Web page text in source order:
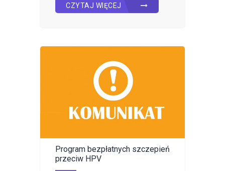
CZYTAJ WIĘCEJ
Program bezpłatnych szczepień
przeciw HPV